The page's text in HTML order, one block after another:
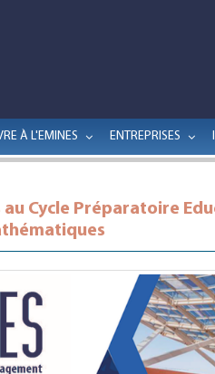
À L'EMINES ENTREPRISES
au Cycle Préparatoire